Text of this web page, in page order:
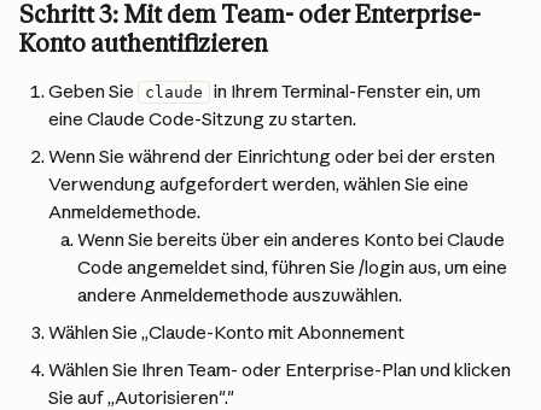
Schritt 3: Mit dem Team- oder Enterprise-
Konto authentifizieren
Geben Sie claude
in Ihrem Terminal-Fenster ein, um
eine Claude Code-Sitzung zu starten.
Wenn Sie während der Einrichtung oder bei der ersten
Verwendung aufgefordert werden, wählen Sie eine
Anmeldemethode.
Wenn Sie bereits über ein anderes Konto bei Claude
Code angemeldet sind, führen Sie /login aus, um eine
andere Anmeldemethode auszuwählen.
Wählen Sie „Claude-Konto mit Abonnement
Wählen Sie Ihren Team- oder Enterprise-Plan und klicken
Sie auf „Autorisieren"."